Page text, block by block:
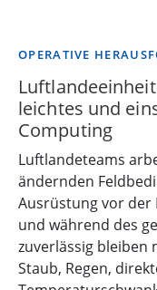
OPERATIVE
leichtes und
Computing
Luftlandeteams
ändernden
Ausrüstung vor der
und während des
zuverlässig bleiben
Staub, Regen,